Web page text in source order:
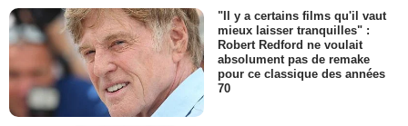
"Il y a certains films qu'il vaut
mieux laisser tranquilles" :
Robert Redford ne voulait
absolument pas de remake
pour ce classique des années
70